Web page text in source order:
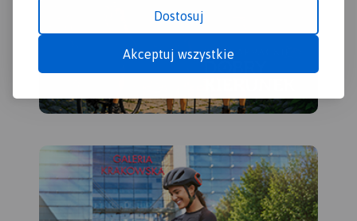
Dostosuj
Akceptuj wszystkie